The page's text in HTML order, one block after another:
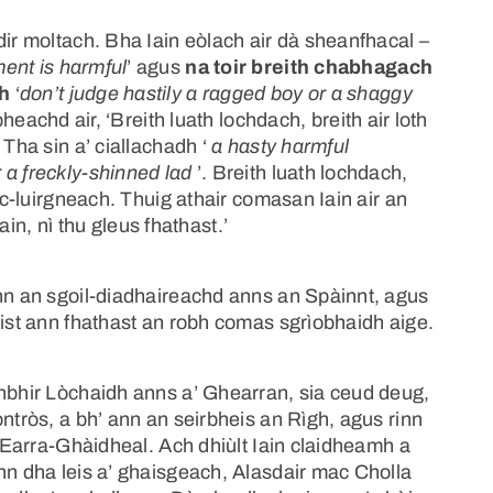
moltach. Bha Iain eòlach air dà sheanfhacal –
is harmful’ agus na toir breith chabhagach
‘don’t judge hastily a ragged boy or a shaggy
air, ‘Breith luath lochdach, breith air loth
sin a’ ciallachadh ‘a hasty harmful
a freckly-shinned lad ’. Breith luath lochdach,
luirgneach. Thuig athair comasan Iain air an
nì thu gleus fhathast.’
an sgoil-diadhaireachd anns an Spàinnt, agus
ann fhathast an robh comas sgrìobhaidh aige.
Lòchaidh anns a’ Ghearran, sia ceud deug,
a bh’ ann an seirbheis an Rìgh, agus rinn
Ghàidheal. Ach dhiùlt Iain claidheamh a
dha leis a’ ghaisgeach, Alasdair mac Cholla